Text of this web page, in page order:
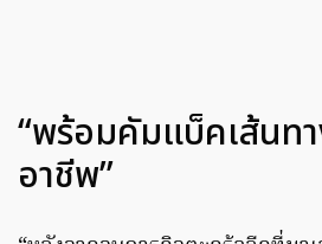
“พร้อมคัมแบ็คเส้นท
อาชีพ”